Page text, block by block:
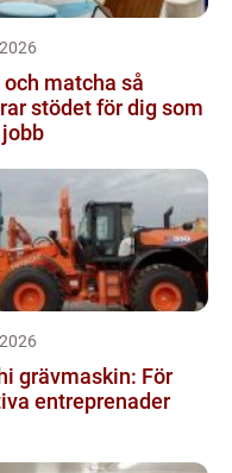
matcha så
stödet för dig som
grävmaskin: För
entreprenader